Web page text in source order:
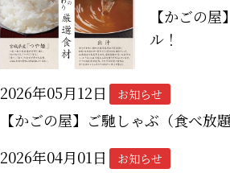
【かごの
ル！
2026年05月12日 お知らせ
【かごの屋】ご馳しゃぶ（食べ放
2026年04月01日
お知らせ